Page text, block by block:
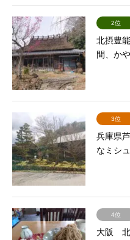
2位
北摂豊
間、か
3位
兵庫県
なミシ
4位
大阪 北